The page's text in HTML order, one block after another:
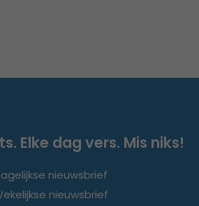
Elke dag vers. Mis niks!
nieuwsbrief
nieuwsbrief